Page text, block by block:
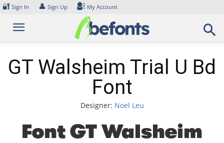
Skip
content
🔐 Sign In 👤 Sign Up My Account
GT Walsheim Trial U Bd
Font
Designer: Noel Leu
Font GT Walsheim